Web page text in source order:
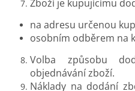
Zboží je kupujícímu
na adresu určenou
osobním odběrem na
Volba způsobu
objednávání zboží.
Náklady na dodání